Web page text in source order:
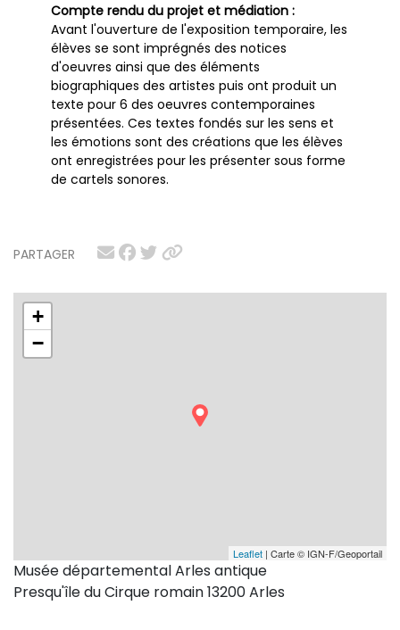
PARTAGER
+
−
Leaflet | Carte © IGN-F/Geoportail
Musée départemental Arles antique
Presqu'île du Cirque romain 13200 Arles
Compte rendu du projet et médiation :
Avant l'ouverture de l'exposition temporaire, les
élèves se sont imprégnés des notices
d'oeuvres ainsi que des éléments
biographiques des artistes puis ont produit un
texte pour 6 des oeuvres contemporaines
présentées. Ces textes fondés sur les sens et
les émotions sont des créations que les élèves
ont enregistrées pour les présenter sous forme
de cartels sonores.